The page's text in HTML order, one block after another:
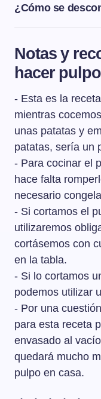
pinchar la parte
¿Cómo se
Para descongelar
lentamente en la
colocaremos en un
debajo, para que
congelación.
Notas y
hacer
- Esta es la
mientras
unas patatas y
patatas, sería un
- Para cocinar el
hace falta
necesario
- Si cortamos el
utilizaremos
cortásemos con
en la tabla.
- Si lo cortamos
podemos utilizar
- Por una
para esta receta
envasado al
quedará mucho
pulpo en casa.